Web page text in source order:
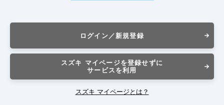
ログイン／新規登録
スズキ マイページを登録せずに
サービスを利用
スズキ マイページとは？